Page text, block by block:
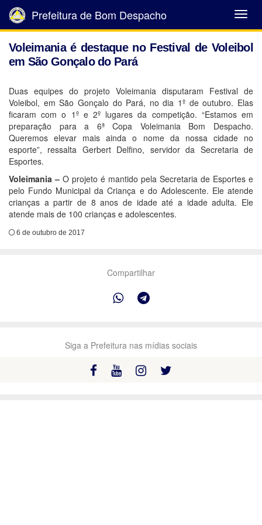
Abrir
Menu
Prefeitura de Bom Despacho
Voleimania é destaque no Festival de Voleibol
em São Gonçalo do Pará
Duas equipes do projeto Voleimania disputaram Festival de
Voleibol, em São Gonçalo do Pará, no dia 1º de outubro. Elas
ficaram com o 1º e 2º lugares da competição. “Estamos em
preparação para a 6ª Copa Voleimania Bom Despacho.
Queremos elevar mais ainda o nome da nossa cidade no
esporte”, ressalta Gerbert Delfino, servidor da Secretaria de
Esportes.
Voleimania – O projeto é mantido pela Secretaria de Esportes e
pelo Fundo Municipal da Criança e do Adolescente. Ele atende
crianças a partir de 8 anos de idade até a idade adulta. Ele
atende mais de 100 crianças e adolescentes.
6 de outubro de 2017
Compartilhar
Siga a Prefeitura nas mídias sociais